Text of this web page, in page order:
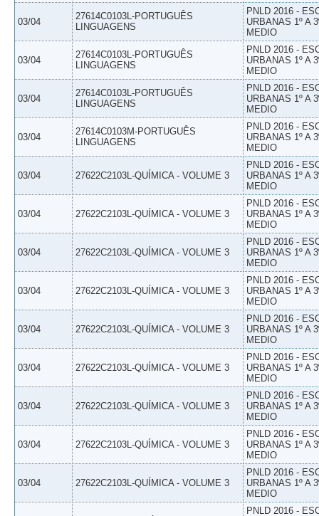
03/04
27614C0103L-PORTUGUÊS
LINGUAGENS
PNLD 2016 -
URBANAS 1º A
MEDIO
03/04
27614C0103L-PORTUGUÊS
LINGUAGENS
PNLD 2016 -
URBANAS 1º A
MEDIO
03/04
27614C0103L-PORTUGUÊS
LINGUAGENS
PNLD 2016 -
URBANAS 1º A
MEDIO
03/04
27614C0103M-PORTUGUÊS
LINGUAGENS
PNLD 2016 -
URBANAS 1º A
MEDIO
03/04 27622C2103L-QUÍMICA - VOLUME 3
PNLD 2016 -
URBANAS 1º A
MEDIO
03/04 27622C2103L-QUÍMICA - VOLUME 3
PNLD 2016 -
URBANAS 1º A
MEDIO
03/04 27622C2103L-QUÍMICA - VOLUME 3
PNLD 2016 -
URBANAS 1º A
MEDIO
03/04 27622C2103L-QUÍMICA - VOLUME 3
PNLD 2016 -
URBANAS 1º A
MEDIO
03/04 27622C2103L-QUÍMICA - VOLUME 3
PNLD 2016 -
URBANAS 1º A
MEDIO
03/04 27622C2103L-QUÍMICA - VOLUME 3
PNLD 2016 -
URBANAS 1º A
MEDIO
03/04 27622C2103L-QUÍMICA - VOLUME 3
PNLD 2016 -
URBANAS 1º A
MEDIO
03/04 27622C2103L-QUÍMICA - VOLUME 3
PNLD 2016 -
URBANAS 1º A
MEDIO
03/04 27622C2103L-QUÍMICA - VOLUME 3
PNLD 2016 -
URBANAS 1º A
MEDIO
PNLD 2016 -